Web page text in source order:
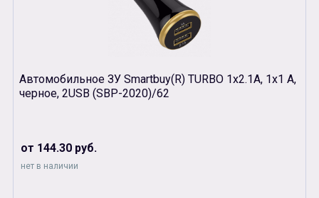
Автомобильное ЗУ Smartbuy(R) TURBO 1х2.1А, 1х1 А,
черное, 2USB (SBP-2020)/62
от 144.30 руб.
нет в наличии